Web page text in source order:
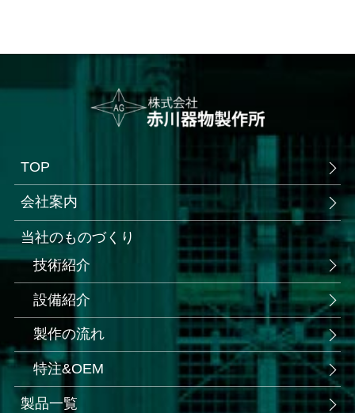
TOP
会社案内
当社のものづくり
技術紹介
設備紹介
製作の流れ
特注&OEM
製品一覧